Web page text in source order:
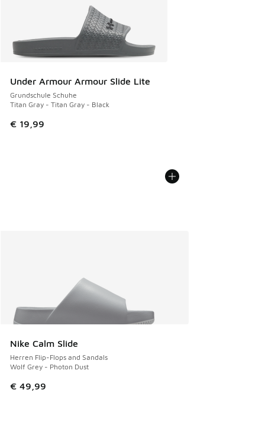
Under Armour Armour Slide Lite
Grundschule Schuhe
Titan Gray - Titan Gray - Black
€ 19,99
Nike Calm Slide
Herren Flip-Flops and Sandals
Wolf Grey - Photon Dust
€ 49,99